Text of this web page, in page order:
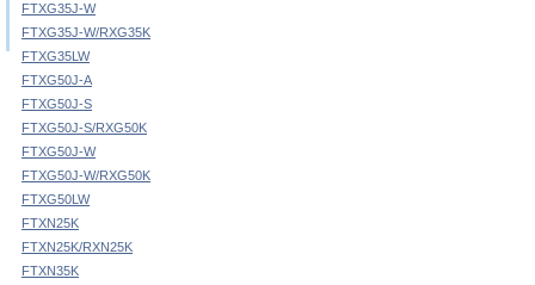
FTXG35J-W
FTXG35J-W/RXG35K
FTXG35LW
FTXG50J-A
FTXG50J-S
FTXG50J-S/RXG50K
FTXG50J-W
FTXG50J-W/RXG50K
FTXG50LW
FTXN25K
FTXN25K/RXN25K
FTXN35K